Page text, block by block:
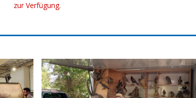
zur Verfügung.